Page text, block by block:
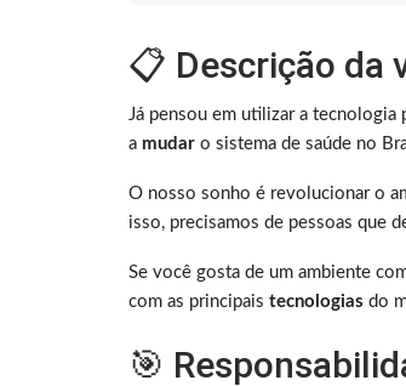
📋 Descrição da
Já pensou em utilizar a tecnologia
a mudar o sistema de saúde no
O nosso sonho é revolucionar o
isso, precisamos de pessoas que
Se você gosta de um ambiente
com as principais tecnologias do
🎯